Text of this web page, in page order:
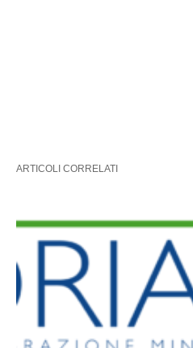
ARTICOLI CORRELATI